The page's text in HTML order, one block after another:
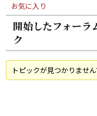
お気に入り
開始したフォーラ
ク
トピックが見つかりません